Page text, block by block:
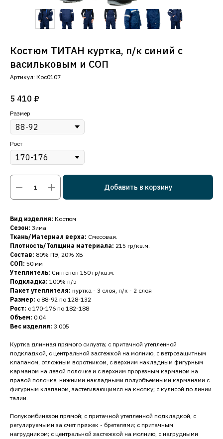
Костюм ТИТАН куртка, п/к синий с
васильковым и СОП
Артикул: Кос0107
5 410 ₽
Размер
Рост
Добавить в корзину
Вид изделия: Костюм
Сезон: Зима
Ткань/Материал верха: Смесовая.
Плотность/Толщина материала: 215 гр/кв.м.
Состав: 80% ПЭ, 20% ХБ
СОП: 50 мм
Утеплитель: Синтепон 150 гр/кв.м.
Подкладка: 100% п/э
Пакет утеплителя: куртка - 3 слоя, п/к - 2 слоя
Размер: с 88-92 по 128-132
Рост: с 170-176 по 182-188
Объем: 0.04
Вес изделия: 3.005
Куртка длинная прямого силуэта; с притачной утепленной
подкладкой, с центральной застежкой на молнию, с ветрозащитным
клапаном, отложным воротником, с верхним накладным фигурным
карманом на левой полочке и с верхним прорезным карманом на
правой полочке, нижними накладными полуобъемными карманами с
фигурным клапаном, застегивающимся на кнопку; с кулисой по линии
талии.
Полукомбинезон прямой; с притачной утепленной подкладкой, с
регулируемыми за счет пряжек - бретелями; с притачным
нагрудником; с центральной застежкой на молнию, с нагрудными